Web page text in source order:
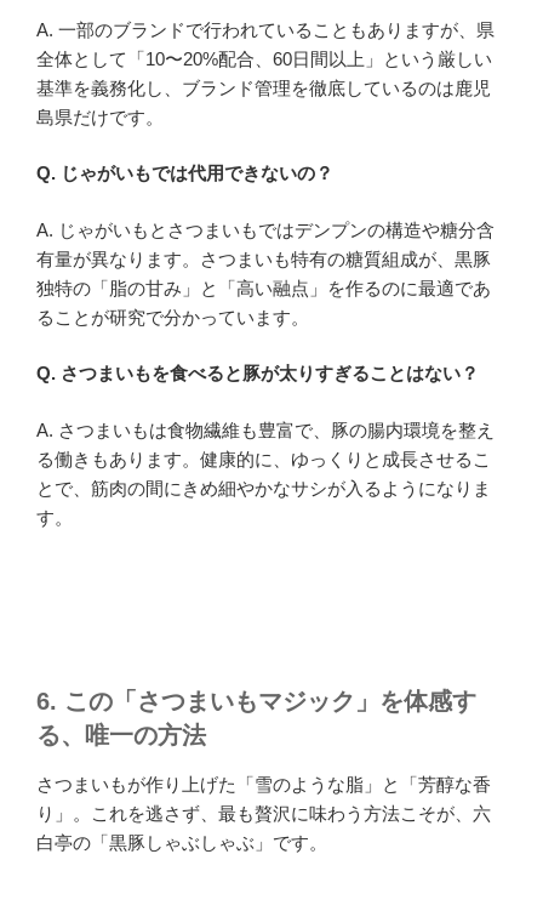
A. 一部のブランドで行われていることもありますが、県
全体として「10〜20%配合、60日間以上」という厳しい
基準を義務化し、ブランド管理を徹底しているのは鹿児
島県だけです。
Q. じゃがいもでは代用できないの？
A. じゃがいもとさつまいもではデンプンの構造や糖分含
有量が異なります。さつまいも特有の糖質組成が、黒豚
独特の「脂の甘み」と「高い融点」を作るのに最適であ
ることが研究で分かっています。
Q. さつまいもを食べると豚が太りすぎることはない？
A. さつまいもは食物繊維も豊富で、豚の腸内環境を整え
る働きもあります。健康的に、ゆっくりと成長させるこ
とで、筋肉の間にきめ細やかなサシが入るようになりま
す。
6. この「さつまいもマジック」を体感す
る、唯一の方法
さつまいもが作り上げた「雪のような脂」と「芳醇な香
り」。これを逃さず、最も贅沢に味わう方法こそが、六
白亭の「黒豚しゃぶしゃぶ」です。